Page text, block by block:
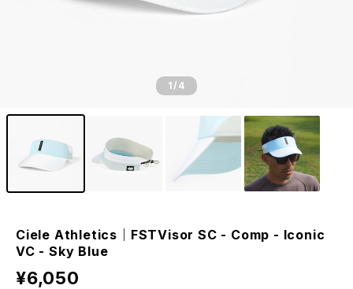
1/4
Ciele Athletics｜FSTVisor SC - Comp - Iconic
VC - Sky Blue
¥6,050